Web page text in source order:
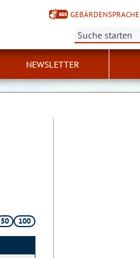
GEBÄRDENSPRACHE
Suche:
NEWSLETTER
50 100